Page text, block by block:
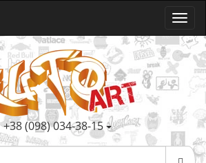
+38 (098) 034-38-15